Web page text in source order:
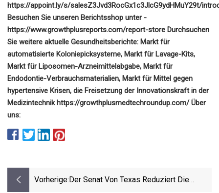
https://appoint.ly/s/salesZ3Jvd3RocGx1c3JlcG9ydHMuY29t/
Besuchen Sie unseren Berichtsshop unter -
https://www.growthplusreports.com/report-store Durchsuchen
Sie weitere aktuelle Gesundheitsberichte: Markt für
automatisierte Koloniepicksysteme, Markt für Lavage-Kits,
Markt für Liposomen-Arzneimittelabgabe, Markt für
Endodontie-Verbrauchsmaterialien, Markt für Mittel gegen
hypertensive Krisen, die Freisetzung der Innovationskraft in der
Medizintechnik https://growthplusmedtechroundup.com/ Über
uns:
Vorherige: Der Senat Von Texas Reduziert Die